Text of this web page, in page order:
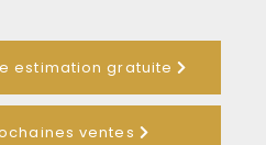
estimation gratuite
ventes